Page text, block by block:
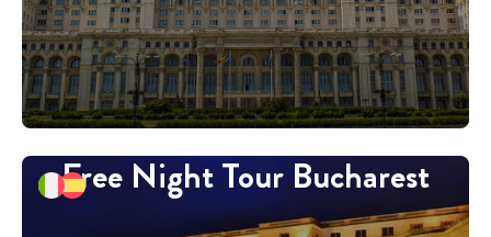
Free Night Tour Bucharest